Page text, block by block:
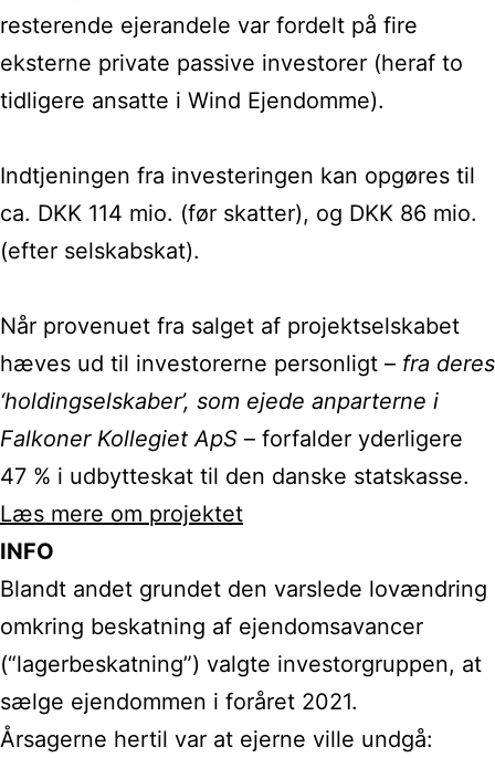
resterende ejerandele var fordelt på fire
eksterne private passive investorer (heraf to
tidligere ansatte i Wind Ejendomme).
Indtjeningen fra investeringen kan opgøres til
ca. DKK 114 mio. (før skatter), og DKK 86 mio.
(efter selskabskat).
Når provenuet fra salget af projektselskabet
hæves ud til investorerne personligt – fra deres
‘holdingselskaber’, som ejede anparterne i
Falkoner Kollegiet ApS – forfalder yderligere
47 % i udbytteskat til den danske statskasse.
Læs mere om projektet
INFO
Blandt andet grundet den varslede lovændring
omkring beskatning af ejendomsavancer
(“lagerbeskatning”) valgte investorgruppen, at
sælge ejendommen i foråret 2021.
Årsagerne hertil var at ejerne ville undgå: